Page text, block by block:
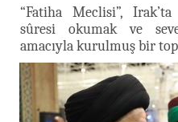
“Fatiha Meclisi”,
sûresi okumak ve
amacıyla kurulmuş bir